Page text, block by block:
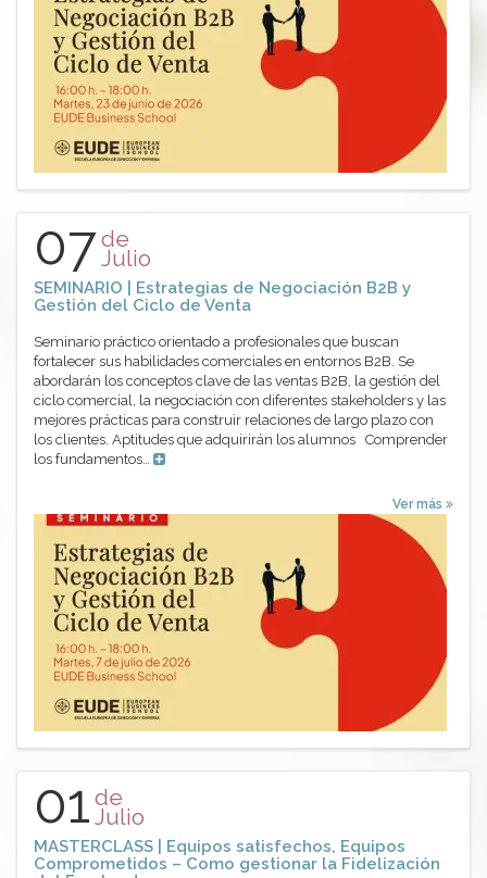
07de
Julio
SEMINARIO | Estrategias de Negociación B2B y
Gestión del Ciclo de Venta
Seminario práctico orientado a profesionales que buscan
fortalecer sus habilidades comerciales en entornos B2B. Se
abordarán los conceptos clave de las ventas B2B, la gestión del
ciclo comercial, la negociación con diferentes stakeholders y las
mejores prácticas para construir relaciones de largo plazo con
los clientes. Aptitudes que adquirirán los alumnos Comprender
los fundamentos…
Ver más
01 de
Julio
MASTERCLASS | Equipos satisfechos, Equipos
Comprometidos – Como gestionar la Fidelización